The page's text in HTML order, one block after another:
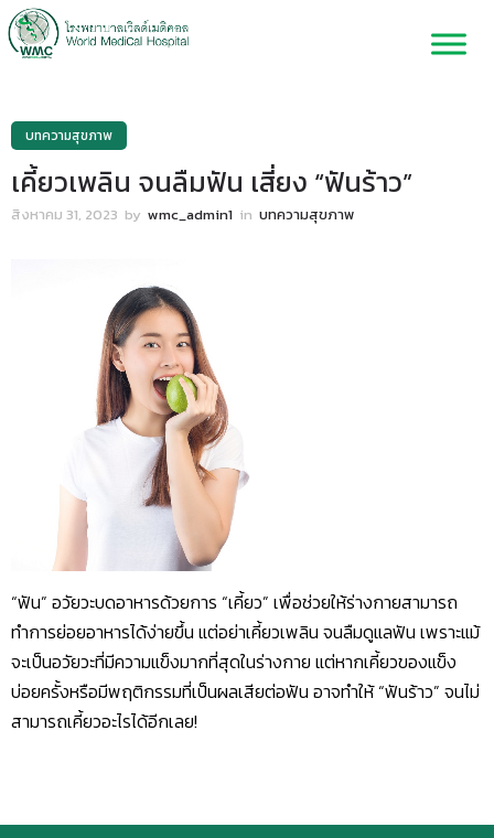
บทความสุขภาพ
เคี้ยวเพลิน จนลืมฟัน เสี่ยง “ฟันร้าว”
สิงหาคม 31, 2023 by wmc_admin1 in บทความสุขภาพ
“ฟัน” อวัยวะบดอาหารด้วยการ “เคี้ยว” เพื่อช่วยให้ร่างกายสามารถ
ทำการย่อยอาหารได้ง่ายขึ้น แต่อย่าเคี้ยวเพลิน จนลืมดูแลฟัน เพราะแม้
จะเป็นอวัยวะที่มีความแข็งมากที่สุดในร่างกาย แต่หากเคี้ยวของแข็ง
บ่อยครั้งหรือมีพฤติกรรมที่เป็นผลเสียต่อฟัน อาจทำให้ “ฟันร้าว” จนไม่
สามารถเคี้ยวอะไรได้อีกเลย!